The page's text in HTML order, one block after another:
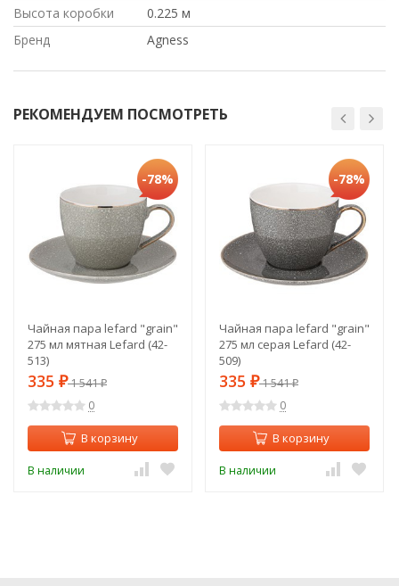
Высота коробки
0.225 м
Бренд
Agness
РЕКОМЕНДУЕМ ПОСМОТРЕТЬ
-78%
Чайная пара lefard "grain"
275 мл мятная Lefard (42-
513)
335 ₽1 541₽
0
В корзину
В наличии
-78%
Чайная пара lefard "grain"
275 мл серая Lefard (42-
509)
335 ₽1 541₽
0
В корзину
В наличии